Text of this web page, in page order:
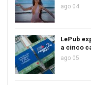
ago 04
LePub
a cinco
ago 05